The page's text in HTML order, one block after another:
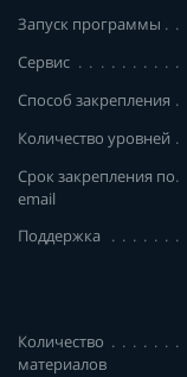
Запуск программы
Сервис
Способ закрепления
Количество уровней
Срок закрепления по
email
Поддержка
Количество
материалов